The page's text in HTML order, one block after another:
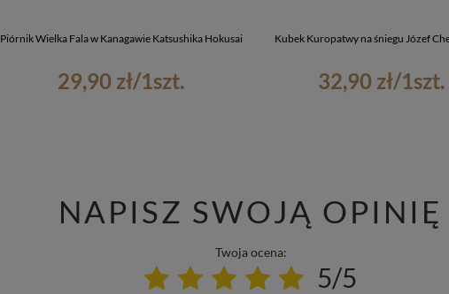
Piórnik Wielka Fala w Kanagawie Katsushika Hokusai
29,90 zł/1szt.
Kubek Kuropatwy na śniegu Józef
32,90 zł/1szt.
NAPISZ SWOJĄ OPINIĘ
Twoja ocena:
5/5